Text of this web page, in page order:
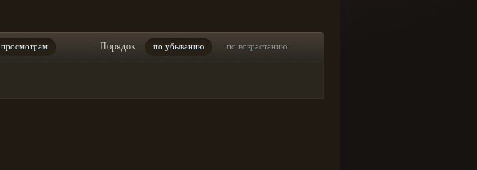
просмотрам Порядок по убыванию по возрастанию